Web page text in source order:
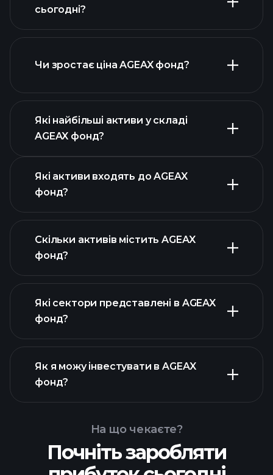
сьогодні?
розширеній
діаграмі
Чи зростає ціна AGEAX фонд?
Які найбільші активи у складі
AGEAX фонд?
фонд
Які активи входять до AGEAX
фонд?
активів AGEAX фонд
Скільки активів містить AGEAX
фонд?
Які сектори представлені в AGEAX
фонд?
Як я можу інвестувати в AGEAX
фонд?
На що чекаєте?
Почніть заробляти